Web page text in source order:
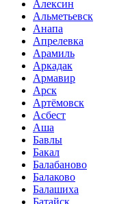
Алексин
Альметьевск
Анапа
Апрелевка
Арамиль
Аркадак
Армавир
Арск
Артёмовск
Асбест
Аша
Бавлы
Бакал
Балабаново
Балаково
Балашиха
Батайск